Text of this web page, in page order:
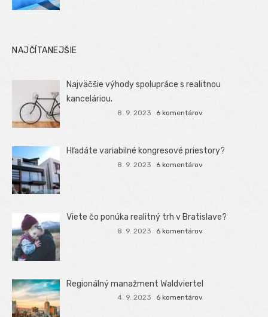
NAJČÍTANEJŠIE
Najväčšie výhody spolupráce s realitnou
kanceláriou.
8. 9. 2023 6 komentárov
Hľadáte variabilné kongresové priestory?
8. 9. 2023 6 komentárov
Viete čo ponúka realitný trh v Bratislave?
8. 9. 2023 6 komentárov
Regionálný manažment Waldviertel
4. 9. 2023 6 komentárov